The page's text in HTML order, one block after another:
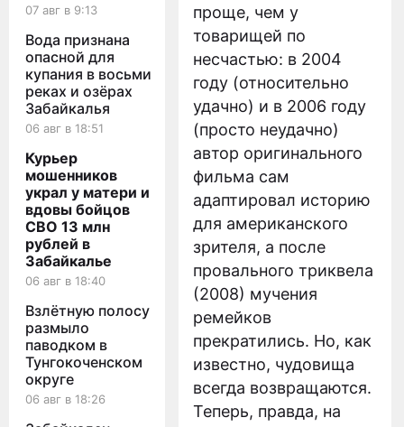
07 авг в 9:13
Вода признана
опасной для
купания в восьми
реках и озёрах
Забайкалья
06 авг в 18:51
Курьер
мошенников
украл у матери и
вдовы бойцов
СВО 13 млн
рублей в
Забайкалье
06 авг в 18:40
Взлётную полосу
размыло
паводком в
Тунгокоченском
округе
06 авг в 18:26
проще, чем у
товарищей по
несчастью: в 2004
году (относительно
удачно) и в 2006 году
(просто неудачно)
автор оригинального
фильма сам
адаптировал историю
для американского
зрителя, а после
провального триквела
(2008) мучения
ремейков
прекратились. Но, как
известно, чудовища
всегда возвращаются.
Теперь, правда, на